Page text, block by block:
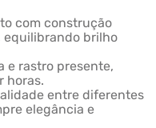
com construção
brilho
e rastro presente,
horas.
entre diferentes
elegância e